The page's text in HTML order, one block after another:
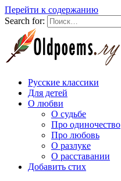
Перейти к содержанию
Search for:
Русские классики
Для детей
О любви
О судьбе
Про одиночество
Про любовь
О разлуке
О расставании
Добавить стих